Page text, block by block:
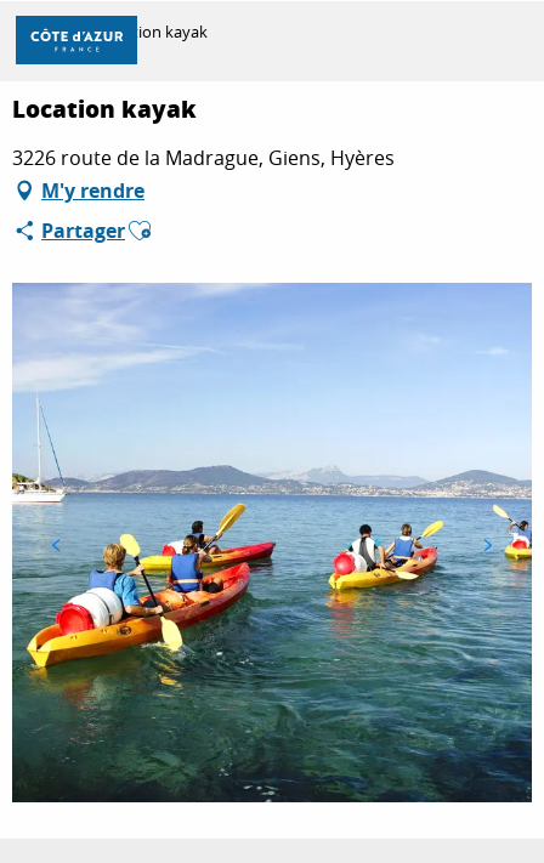
Aller
contenu
principal
DÉCOUVRIR
À FAIRE
SÉJOURNER
Accueil Location kayak
Location kayak
3226 route de la Madrague, Giens, Hyères
M'y rendre
PartagerAjouter aux favoris